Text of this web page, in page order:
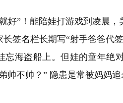
好”！能陪娃打游戏到凌晨
签名栏长期写“射手爸爸代
忘海盗船上。但娃的童年
帅不帅？” 隐患是常被妈妈